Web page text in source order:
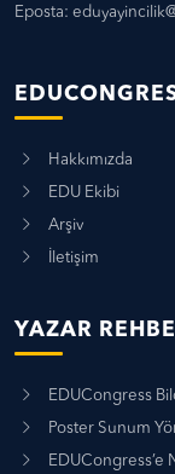
Eposta:
Hakkımızda
EDU Ekibi
Arşiv
İletişim
YAZAR
EDUCongress
Poster Sunum
EDUCongress’e